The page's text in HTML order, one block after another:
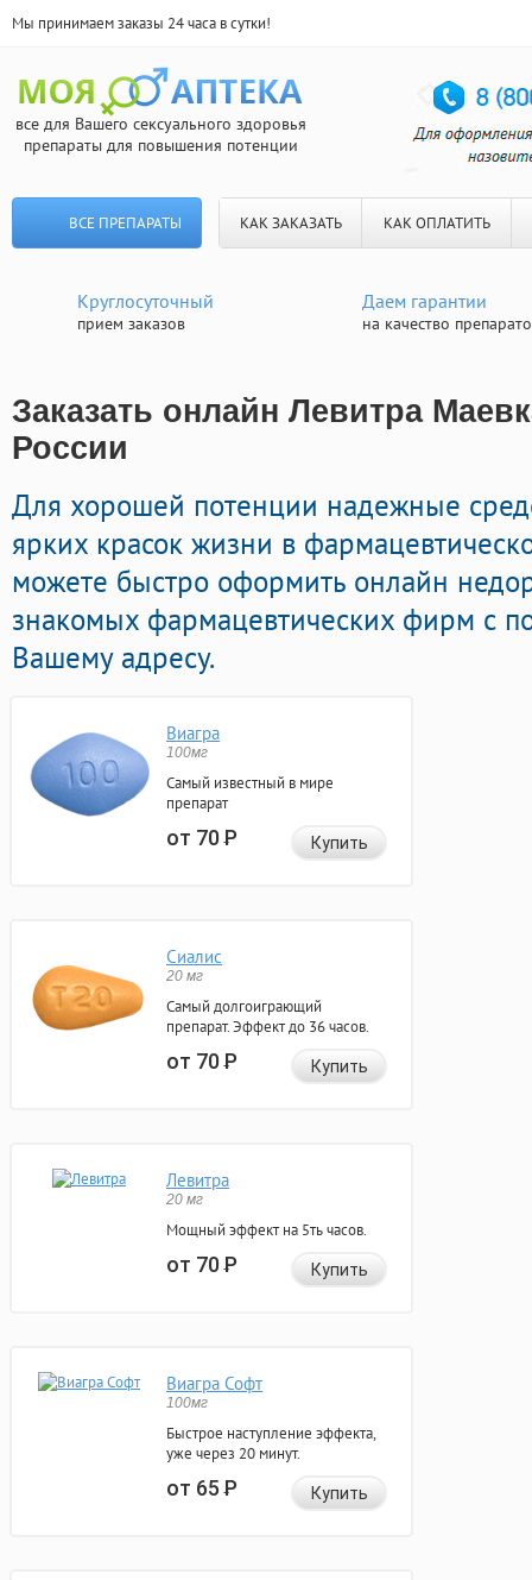
Мы принимаем заказы 24 часа в сутки!
все для Вашего сексуального здоровья
препараты для повышения потенции
ВСЕ ПРЕПАРАТЫ КАК ЗАКАЗАТЬ КАК ОПЛАТИТЬ
Круглосуточный
прием заказов
Даем гарантии
на качество
Заказать онлайн Левитра
России
Для хорошей потенции надежные
ярких красок жизни в
можете быстро оформить онлайн
знакомых фармацевтических фирм с
Вашему адресу.
Виагра
100мг
Самый известный в мире
препарат
от 70Р Купить
Сиалис
20 мг
Самый долгоиграющий
препарат. Эффект до 36 часов.
от 70Р Купить
Левитра
20 мг
Мощный эффект на 5ть часов.
от 70Р Купить
Виагра Софт
100мг
Быстрое наступление эффекта,
уже через 20 минут.
от 65Р Купить